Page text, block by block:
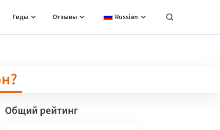
Гиды Отзывы Russian
Общий рейтинг